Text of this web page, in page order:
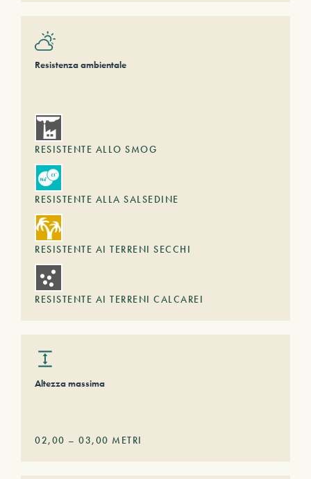
Resistenza ambientale
RESISTENTE ALLO SMOG
RESISTENTE ALLA SALSEDINE
RESISTENTE AI TERRENI SECCHI
RESISTENTE AI TERRENI CALCAREI
Altezza massima
02,00 – 03,00 METRI